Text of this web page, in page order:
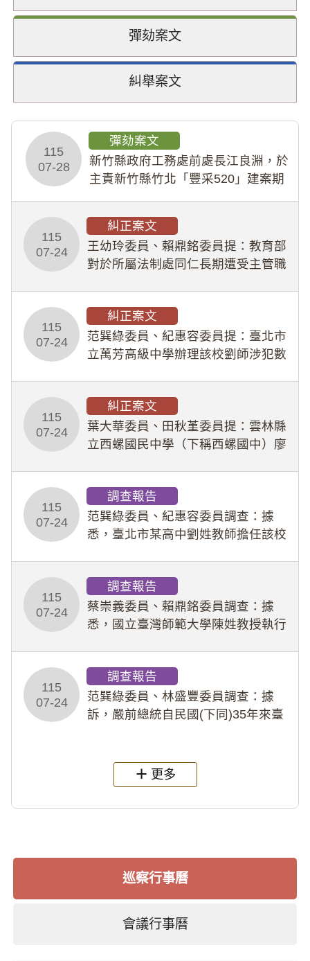
彈劾案文
糾舉案文
115
07-28
彈劾案文
新竹縣政府工務處前處長江良淵，於
主責新竹縣竹北「豐采520」建案期
幣1,483萬餘元，並長期收受建商餽
贈；復罔顧公共安全，圖利默許建商
於停工期間
115
07-24
糾正案文
王幼玲委員、賴鼎銘委員提：教育部
對於所屬法制處同仁長期遭受主管職
人員保障法」及「職業安全衛生法」
所定維護公務人員
115
07-24
糾正案文
范巽綠委員、紀惠容委員提：臺北市
立萬芳高級中學辦理該校劉師涉犯數
業把關與糾錯功能，不僅首份調查報
告漏未審酌師生不
115
07-24
糾正案文
葉大華委員、田秋堇委員提：雲林縣
立西螺國民中學（下稱西螺國中）廖
教羽球隊學生等行為，歷經該校校園
事件處理會議（下
115
07-24
調查報告
范巽綠委員、紀惠容委員調查：據
悉，臺北市某高中劉姓教師擔任該校
行拍攝特定樣態性影像並以手機傳送
劉師。該生因畏懼成
115
07-24
調查報告
蔡崇義委員、賴鼎銘委員調查：據
悉，國立臺灣師範大學陳姓教授執行
術倫理等情案調查報告。(115教調
31)
115
07-24
調查報告
范巽綠委員、林盛豐委員調查：據
訴，嚴前總統自民國(下同)35年來臺
過世後，總統府於89年間函請其家屬
繼續留住
更多
巡察行事曆
會議行事曆